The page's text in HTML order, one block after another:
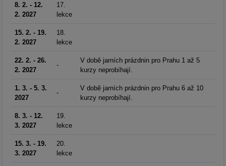
8. 2. - 12.
2. 2027
17.
lekce
15. 2. - 19.
2. 2027
18.
lekce
22. 2. - 26.
2. 2027
-
V době jarních prázdnin pro Prahu 1 až 5
kurzy neprobíhají.
1. 3. - 5. 3.
2027
-
V době jarních prázdnin pro Prahu 6 až 10
kurzy neprobíhají.
8. 3. - 12.
3. 2027
19.
lekce
15. 3. - 19.
3. 2027
20.
lekce